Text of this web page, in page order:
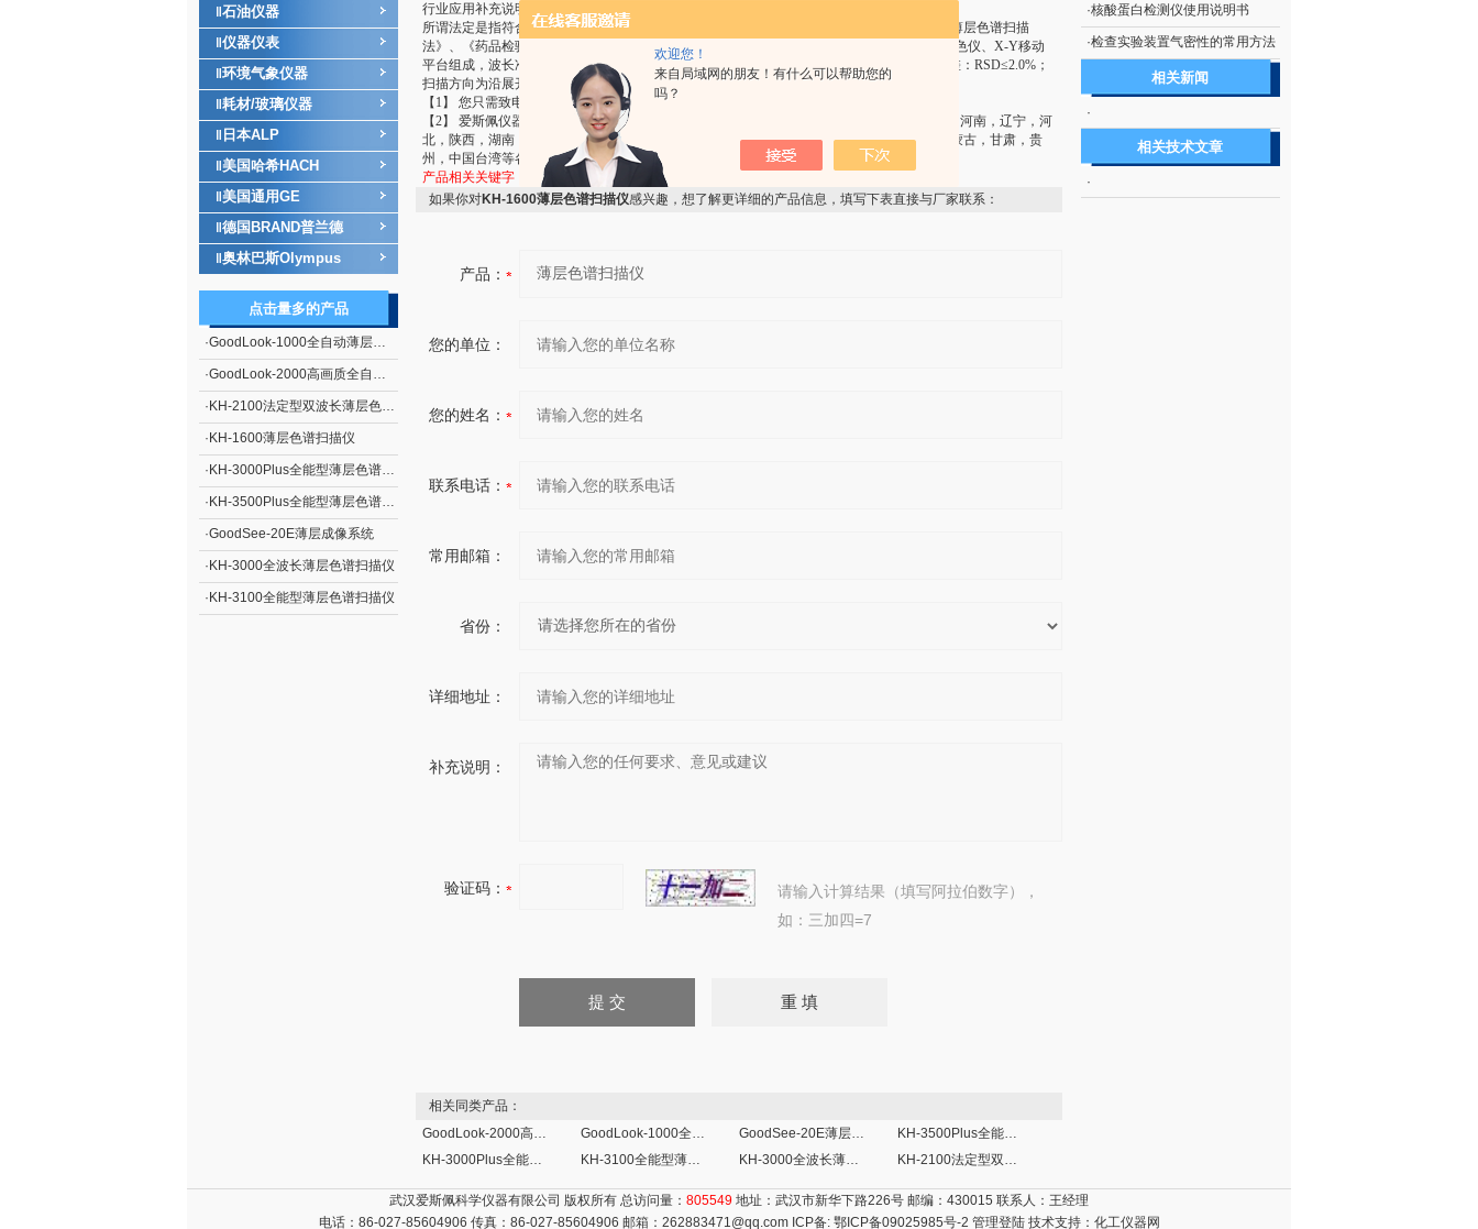
欢迎您！
来自局域网的朋友！有什么可以帮助您的
吗？
石油仪器
仪器仪表
环境气象仪器
耗材/玻璃仪器
日本ALP
美国哈希HACH
美国通用GE
德国BRAND普兰德
奥林巴斯Olympus
点击量多的产品
·GoodLook-1000全自动薄层色谱成像系统
·GoodLook-2000高画质全自动薄层色谱成像系统
· KH-2100法定型双波长薄层色谱扫描仪
· KH-1600薄层色谱扫描仪
· KH-3000Plus全能型薄层色谱扫描仪
· KH-3500Plus全能型薄层色谱扫描仪
·GoodSee-20E薄层成像系统
· KH-3000全波长薄层色谱扫描仪
· KH-3100全能型薄层色谱扫描仪
行业应用补充说明：
所谓法定是指符合2005版药典一部薄层色谱扫描法、《中国药品检验标准操作规范》中的《薄层色谱扫描
法》、《药品检验仪器检定规程》中的《检定规程》的详细规定，由氘灯-钨灯组合光源、单色仪、X-Y移动
平台组成，波长准确度：≤±5nm；背景漂移：≤±0.5Abs；基线噪声：≤±0.02Abs； 重复性误差：RSD≤2.0%；
扫描方向为沿展开方向自下而上扫描的非成像型。
【1】 您只需致电：，我们将提供专业的售前解答，咨询将*哟！
【2】 爱斯佩仪器真诚与北京，上海，广东，江苏，浙江，深圳，山东，四川，福建，湖北，河南，辽宁，河
北，陕西，湖南，安徽，天津，重庆，广西，黑龙江，江西，山西，吉林，云南，新疆，内蒙古，甘肃，贵
州，中国台湾等各大城市用户及经销商提供的产品，售后服务，技术咨询。
产品相关关键字：
薄层色谱
TLC/TLCS
如果你对KH-1600薄层色谱扫描仪感兴趣，想了解更详细的产品信息，填写下表直接与厂家联系：
产品：
您的单位：
您的姓名：
联系电话：
常用邮箱：
省份：
详细地址：
补充说明：
验证码：
请输入计算结果（填写阿拉伯数字），
如：三加四=7
相关同类产品：
GoodLook-2000高画质全自动薄层色谱成像系统
GoodLook-1000全自动薄层色谱成像系统 GoodSee-20E薄层成像系统
KH-3500Plus全能型薄层色谱扫描仪
KH-3000Plus全能型薄层色谱扫描仪
KH-3100全能型薄层色谱扫描仪 KH-3000全波长薄层色谱扫描仪 KH-2100法定型双波长薄层色谱扫描仪
·核酸蛋白检测仪使用说明书
·检查实验装置气密性的常用方法
相关新闻
·
相关技术文章
·
武汉爱斯佩科学仪器有限公司 版权所有 总访问量： 805549 地址：武汉市新华下路226号 邮编：430015 联系人：王经理
电话：86-027-85604906 传真：86-027-85604906 邮箱： 262883471@qq.comICP备:鄂ICP备09025985号-2 管理登陆 技术支持： 化工仪器网